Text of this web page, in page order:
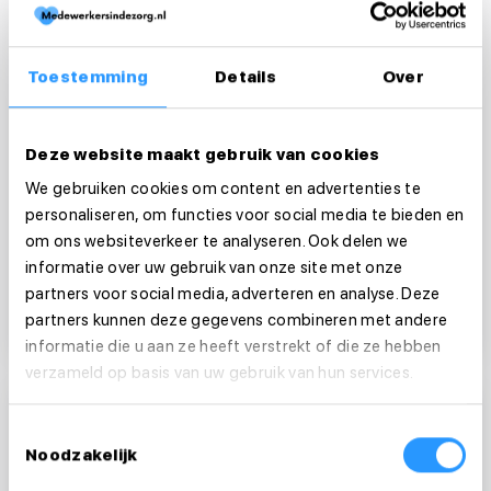
Toestemming Details Over
Deze website maakt gebruik van cookies
We gebruiken cookies om content en advertenties te
personaliseren, om functies voor social media te bieden en
om ons websiteverkeer te analyseren. Ook delen we
informatie over uw gebruik van onze site met onze
partners voor social media, adverteren en analyse. Deze
partners kunnen deze gegevens combineren met andere
informatie die u aan ze heeft verstrekt of die ze hebben
verzameld op basis van uw gebruik van hun services.
Noodzakelijk
Helpende Plus in
Amsterdam Zuid
Ondersteun cliënten thuis met zorg én
€ 17,02 tot € 21,79 bruto per uur Amsterdam
MBO 2 / MBO 3 diploma vereist
14-28 uur per week
Amsterdam Oud-Zuid